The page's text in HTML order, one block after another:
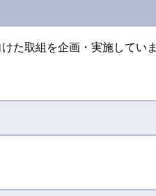
た取組を企画・実施していま